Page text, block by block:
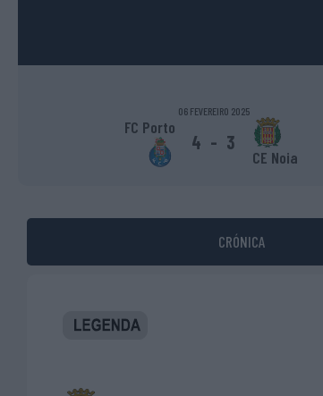
06 FEVEREIRO 2025
FC Porto
4 - 3
CE Noia
CRÓNICA